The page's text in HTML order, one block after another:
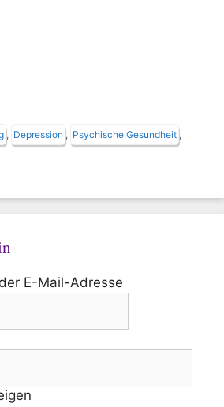
Depression Psychische Gesundheit
E-Mail-Adresse